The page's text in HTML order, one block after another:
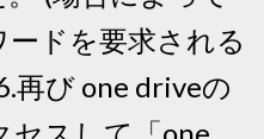
ドを要求される
再び one driveの
セスして「one